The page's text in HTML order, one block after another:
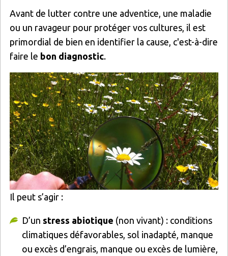
Avant de lutter contre une adventice, une maladie
ou un ravageur pour protéger vos cultures, il est
primordial de bien en identifier la cause, c'est-à-dire
faire le bon diagnostic.
Image
Il peut s’agir :
D’un stress abiotique (non vivant) : conditions
climatiques défavorables, sol inadapté, manque
ou excès d’engrais, manque ou excès de lumière,